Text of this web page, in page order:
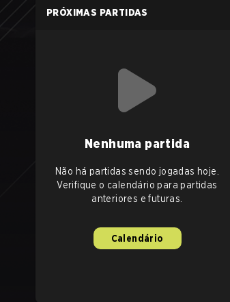
PRÓXIMAS PARTIDAS
Nenhuma partida
Não há partidas sendo jogadas hoje.
Verifique o calendário para partidas
anteriores e futuras.
Calendário